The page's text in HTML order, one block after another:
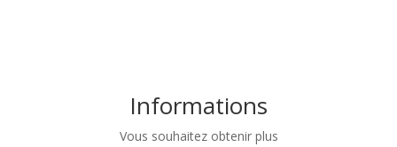
Informations
Vous souhaitez obtenir plus